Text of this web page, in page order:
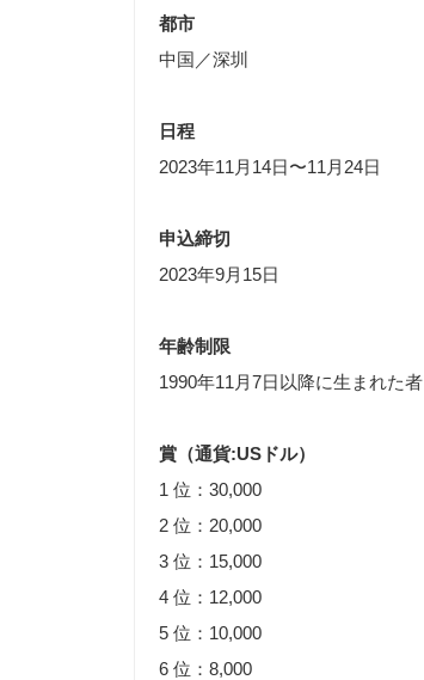
都市
中国／深圳
日程
2023年11月14日〜11月24日
申込締切
2023年9月15日
年齢制限
1990年11月7日以降に生まれた者
賞（通貨:USドル）
1 位：30,000
2 位：20,000
3 位：15,000
4 位：12,000
5 位：10,000
6 位：8,000